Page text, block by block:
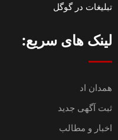
تبلیغات در گوگل
لینک های سریع:
همدان اد
ثبت آگهی جدید
اخبار و مطالب